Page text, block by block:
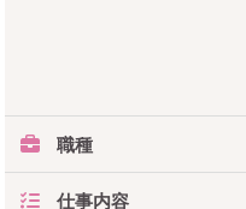
職種
仕事内容